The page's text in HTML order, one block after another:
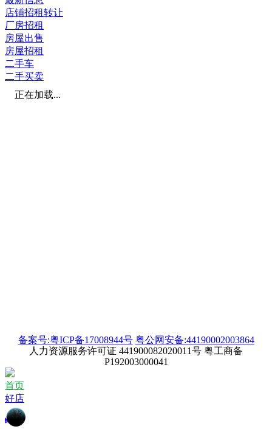
店铺招租转让
厂房招租
房屋出售
房屋招租
二手车
二手买卖
正在加载...
备案号:粤ICP备17008944号 粤公网安备:44190002003864
人力资源服务许可证 441900082020011号 粤工商备
P192003000041
首页
好店